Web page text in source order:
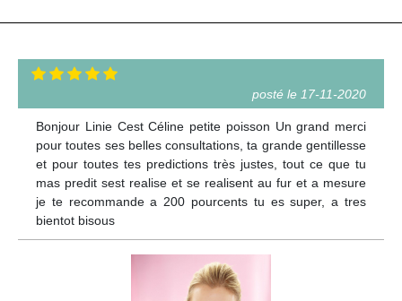
posté le 17-11-2020
Bonjour Linie Cest Céline petite poisson Un grand merci
pour toutes ses belles consultations, ta grande gentillesse
et pour toutes tes predictions très justes, tout ce que tu
mas predit sest realise et se realisent au fur et a mesure
je te recommande a 200 pourcents tu es super, a tres
bientot bisous